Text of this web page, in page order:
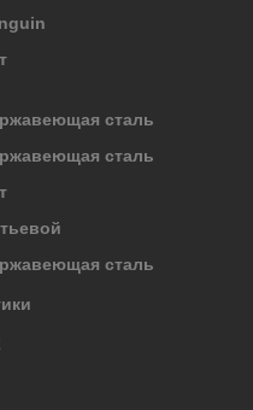
сталь
сталь
сталь